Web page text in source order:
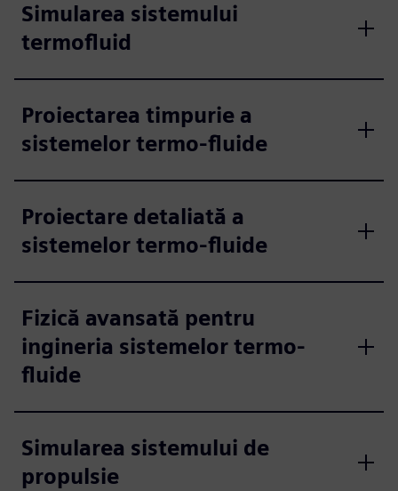
Simularea sistemului
termofluid
Proiectarea timpurie a
sistemelor termo-fluide
Proiectare detaliată a
sistemelor termo-fluide
Fizică avansată pentru
ingineria sistemelor termo-
fluide
Simularea sistemului de
propulsie